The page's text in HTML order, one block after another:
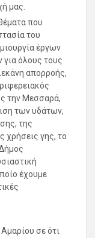
μας.
που
του
έργων
όλους τους
απορροής,
την Μεσσαρά,
των υδάτων,
της
χρήσεις γης, το
έχουμε
σε ότι